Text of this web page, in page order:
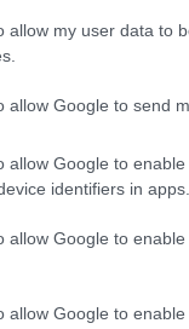
allow my user data to
allow Google to send
allow Google to
identifiers in apps.
allow Google to
allow Google to
dello sport:
la fisioterapista